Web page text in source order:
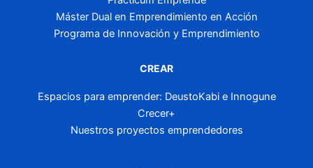
Máster Dual en Emprendimiento en Acción
Programa de Innovación y Emprendimiento
CREAR
Espacios para emprender: DeustoKabi e Innogune
Crecer+
Nuestros proyectos emprendedores